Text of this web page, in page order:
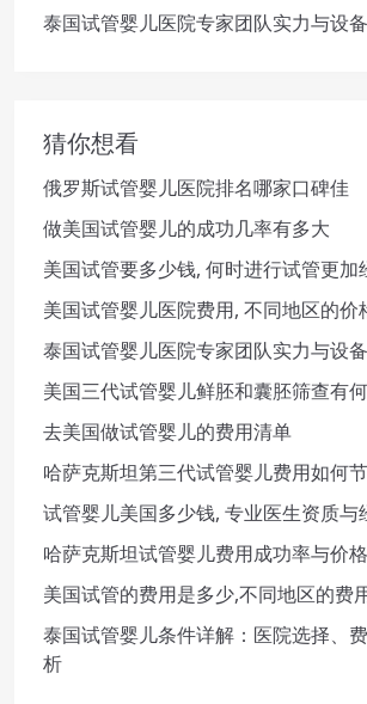
泰国试管婴儿医院专家团队实力与设
猜你想看
俄罗斯试管婴儿医院排名哪家口碑佳
做美国试管婴儿的成功几率有多大
美国试管要多少钱, 何时进行试管更加
美国试管婴儿医院费用, 不同地区的价
泰国试管婴儿医院专家团队实力与设
美国三代试管婴儿鲜胚和囊胚筛查有
去美国做试管婴儿的费用清单
哈萨克斯坦第三代试管婴儿费用如何
试管婴儿美国多少钱, 专业医生资质与
哈萨克斯坦试管婴儿费用成功率与价
美国试管的费用是多少,不同地区的费
泰国试管婴儿条件详解：医院选择、
析